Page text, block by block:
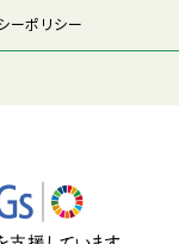
ーポリシー
ページの先頭